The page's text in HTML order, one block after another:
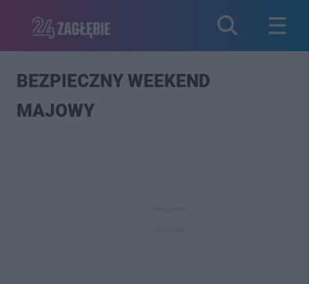
BEZPIECZNY WEEKEND
MAJOWY